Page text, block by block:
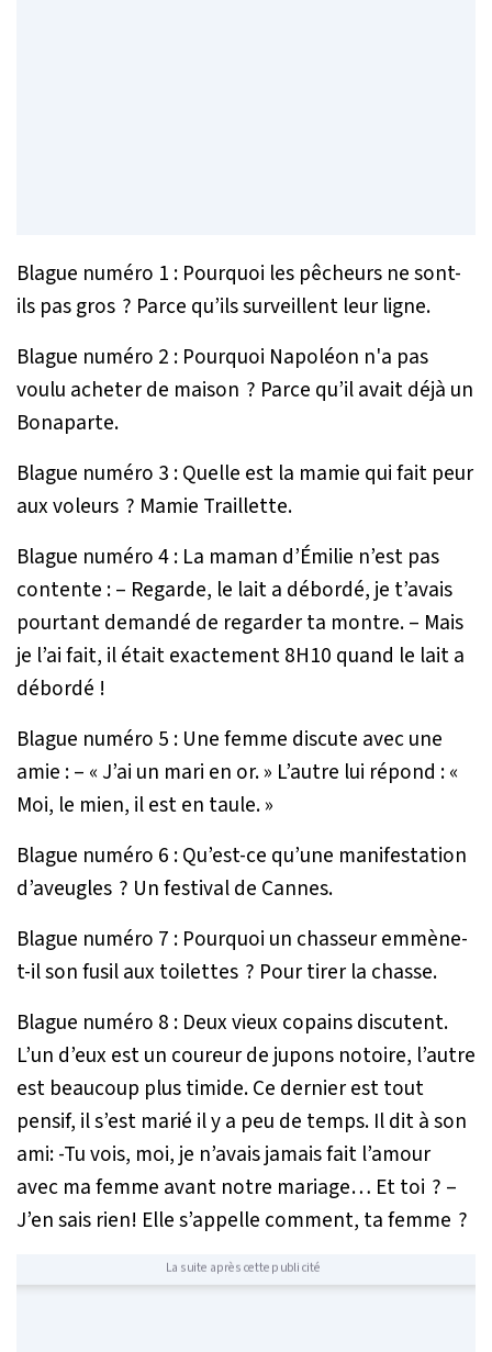
Blague numéro 1 : Pourquoi les pêcheurs ne sont-
ils pas gros ? Parce qu’ils surveillent leur ligne.
Blague numéro 2 : Pourquoi Napoléon n'a pas
voulu acheter de maison ? Parce qu’il avait déjà un
Bonaparte.
Blague numéro 3 : Quelle est la mamie qui fait peur
aux voleurs ? Mamie Traillette.
Blague numéro 4 : La maman d’Émilie n’est pas
contente : – Regarde, le lait a débordé, je t’avais
pourtant demandé de regarder ta montre. – Mais
je l’ai fait, il était exactement 8H10 quand le lait a
débordé !
Blague numéro 5 : Une femme discute avec une
amie : – « J’ai un mari en or. » L’autre lui répond : «
Moi, le mien, il est en taule. »
Blague numéro 6 : Qu’est-ce qu’une manifestation
d’aveugles ? Un festival de Cannes.
Blague numéro 7 : Pourquoi un chasseur emmène-
t-il son fusil aux toilettes ? Pour tirer la chasse.
Blague numéro 8 : Deux vieux copains discutent.
L’un d’eux est un coureur de jupons notoire, l’autre
est beaucoup plus timide. Ce dernier est tout
pensif, il s’est marié il y a peu de temps. Il dit à son
ami: -Tu vois, moi, je n’avais jamais fait l’amour
avec ma femme avant notre mariage… Et toi ? –
J’en sais rien! Elle s’appelle comment, ta femme ?
La suite après cette publicité